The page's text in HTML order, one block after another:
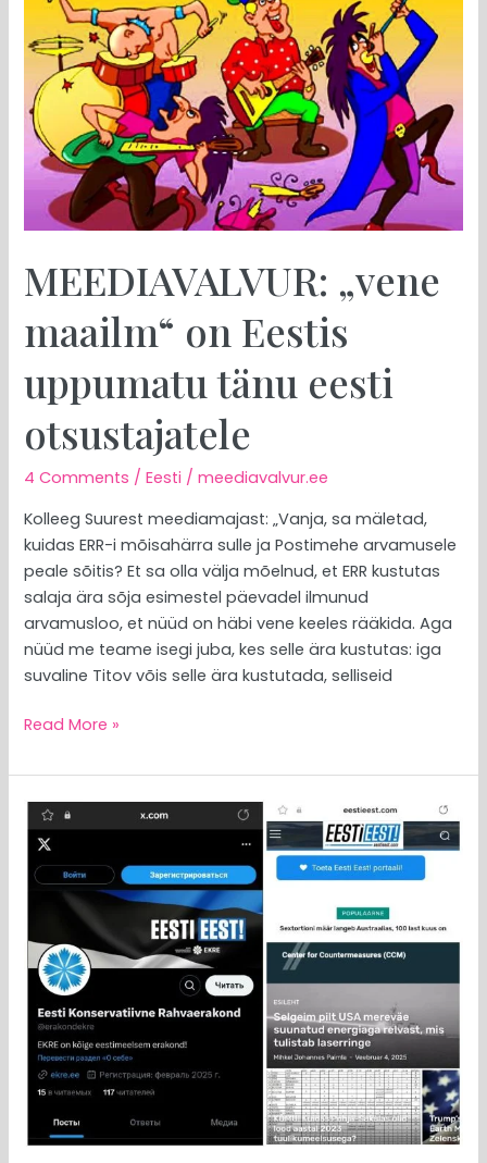
MEEDIAVALVUR: „vene
maailm“ on Eestis
uppumatu tänu eesti
otsustajatele
4 Comments /Eesti /meediavalvur.ee
Kolleeg Suurest meediamajast: „Vanja, sa mäletad,
kuidas ERR-i mõisahärra sulle ja Postimehe arvamusele
peale sõitis? Et sa olla välja mõelnud, et ERR kustutas
salaja ära sõja esimestel päevadel ilmunud
arvamusloo, et nüüd on häbi vene keeles rääkida. Aga
nüüd me teame isegi juba, kes selle ära kustutas: iga
suvaline Titov võis selle ära kustutada, selliseid
on
Eestis
uppumatu
tänu
eesti
otsustajatele
Read More »
MEEDIAVALVUR:
kõik
on
ühtäkki
eest!“